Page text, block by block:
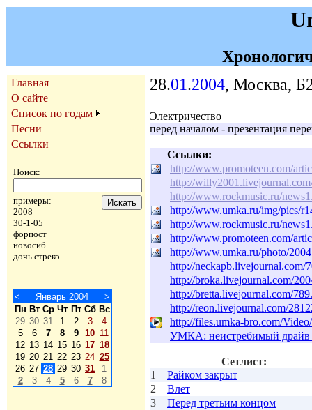
Главная
О сайте
Список по годам
Песни
Ссылки
Поиск:
примеры:
2008
30-1-05
форпост
новосиб
дочь стреко
< Январь 2004
>
Пн Вт Ср Чт Пт Сб Вс
29 30 31 1 2 3
4
5
6 7 8 9 10 11
12 13 14 15 16 17 18
19 20 21 22 23 24 25
26 27 28 29 30 31
1
2
3 4 5 6 7 8
28.01.2004, Москва,
Электричество
перед началом - презентация
Ссылки:
http://www.promoteen.com/
http://
http://www.rockmusic.ru/
http://www.umka.ru/img/pics/
http://www.rockmusic.ru/
http://www.promoteen.com/
http://www.umka.ru/photo/
http://neckapb.livejournal.com/
http://broka.livejournal.com/
http://bretta.livejournal.com/
http://reon.livejournal.com/
http://files.umka-bro.com/
УМКА: неистребимый драйв
Сетлист:
1
Райком закрыт
2
Влет
3
Перед третьим концом